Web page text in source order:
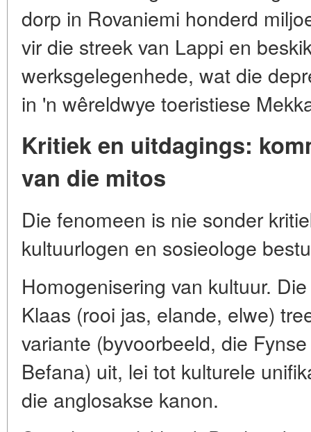
dorp in Rovaniemi honderd
vir die streek van Lappi en
werksgelegenhede, wat die
in 'n wêreldwye toeristiese
Kritiek en uitdagings:
van die mitos
Die fenomeen is nie sonder
kultuurlogen en sosieologe
Homogenisering van kultuur.
Klaas (rooi jas, elande, elwe)
variante (byvoorbeeld, die
Befana) uit, lei tot kulturele
die anglosakse kanon.